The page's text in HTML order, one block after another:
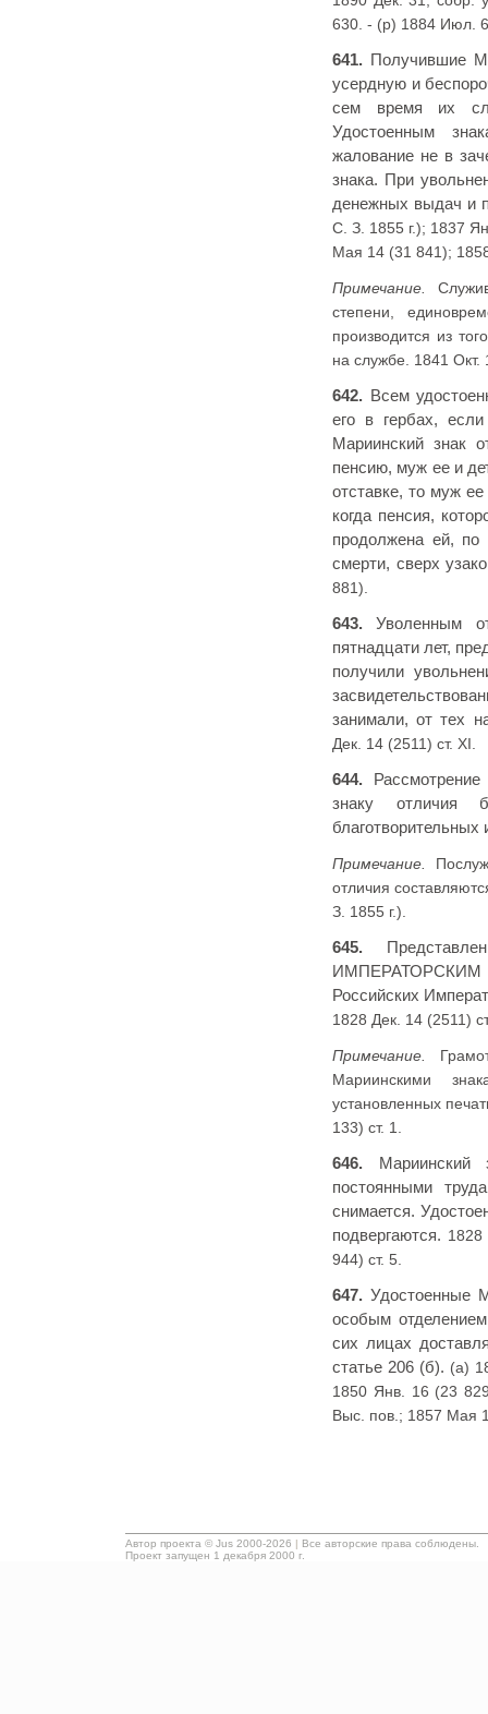
630. - (р) 1884 Июл.
641. Получившие
усердную и
сем время их
Удостоенным
жалование не в
знака. При
денежных выдач и
С. З. 1855 г.); 1837
Мая 14 (31 841);
Примечание.
степени,
производится из
на службе. 1841 Окт.
642. Всем
его в гербах,
Мариинский знак
пенсию, муж ее и
отставке, то муж
когда пенсия,
продолжена ей, по
смерти, сверх
881).
643. Уволенным
пятнадцати лет,
получили
занимали, от тех
Дек. 14 (2511) ст. XI.
644.
знаку отличия
Примечание.
отличия
З. 1855 г.).
645.
ИМПЕРАТОРСКИМ
Российских
1828 Дек. 14 (2511)
Примечание.
Мариинскими
установленных
133) ст. 1.
646. Мариинский
постоянными
снимается.
подвергаются.
944) ст. 5.
647. Удостоенные
особым
сих лицах
статье 206 (б). (а)
1850 Янв. 16 (23
Выс. пов.; 1857 Мая
Автор проекта © Jus 2000-2026 | Все авторские права соблюдены.
Проект запущен 1 декабря 2000 г.